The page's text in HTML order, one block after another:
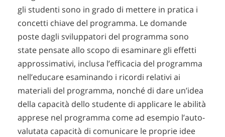
gli studenti sono in grado di mettere in pratica i
concetti chiave del programma. Le domande
poste dagli sviluppatori del programma sono
state pensate allo scopo di esaminare gli effetti
approssimativi, inclusa l’efficacia del programma
nell’educare esaminando i ricordi relativi ai
materiali del programma, nonché di dare un’idea
della capacità dello studente di applicare le abilità
apprese nel programma come ad esempio l’auto-
valutata capacità di comunicare le proprie idee